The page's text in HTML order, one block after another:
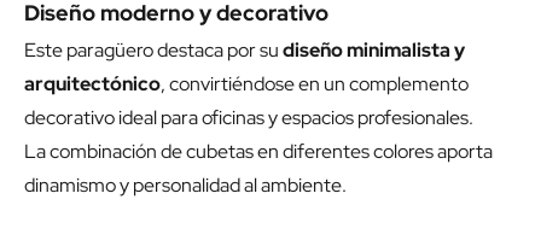
Diseño moderno y decorativo
Este paragüero destaca por sudiseño minimalista y
arquitectónico, convirtiéndose en un complemento
decorativo ideal para oficinas y espacios profesionales.
La combinación de cubetas en diferentes colores aporta
dinamismo y personalidad al ambiente.